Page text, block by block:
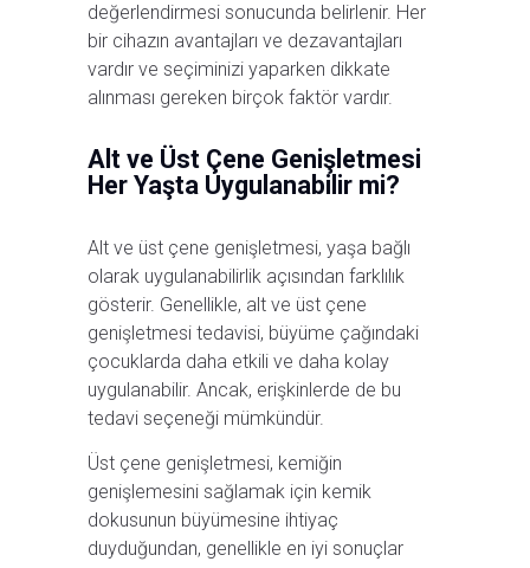
değerlendirmesi sonucunda belirlenir. Her
bir cihazın avantajları ve dezavantajları
vardır ve seçiminizi yaparken dikkate
alınması gereken birçok faktör vardır.
Alt ve Üst Çene Genişletmesi
Her Yaşta Uygulanabilir mi?
Alt ve üst çene genişletmesi, yaşa bağlı
olarak uygulanabilirlik açısından farklılık
gösterir. Genellikle, alt ve üst çene
genişletmesi tedavisi, büyüme çağındaki
çocuklarda daha etkili ve daha kolay
uygulanabilir. Ancak, erişkinlerde de bu
tedavi seçeneği mümkündür.
Üst çene genişletmesi, kemiğin
genişlemesini sağlamak için kemik
dokusunun büyümesine ihtiyaç
duyduğundan, genellikle en iyi sonuçlar